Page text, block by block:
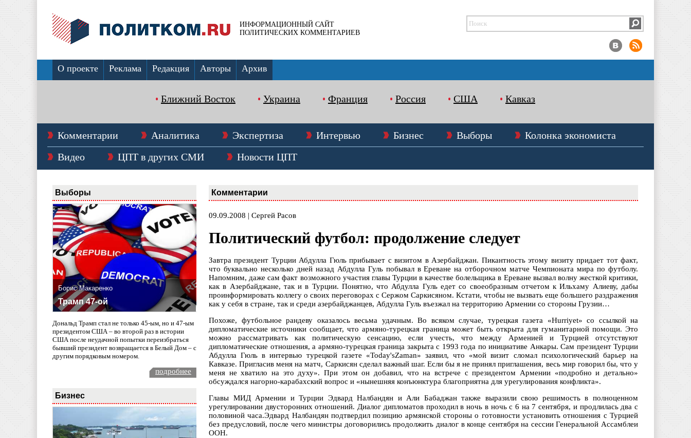
ИНФОРМАЦИОННЫЙ САЙТ
ПОЛИТИЧЕСКИХ КОММЕНТАРИЕВ
О проекте Реклама Редакция Авторы Архив
Ближний Восток Украина Франция Россия США Кавказ
Комментарии Аналитика Экспертиза Интервью Бизнес Выборы
Колонка экономиста
Видео
ЦПТ в других СМИ Новости ЦПТ
Выборы
Борис Макаренко
Трамп 47-ой
Дональд Трамп стал не только 45-ым, но и 47-ым
президентом США – во второй раз в истории
США после неудачной попытки переизбраться
бывший президент возвращается в Белый Дом – с
другим порядковым номером.
подробнее
Бизнес
Комментарии
09.09.2008 | Сергей Расов
Политический футбол: продолжение следует
Завтра президент Турции Абдулла Гюль прибывает с визитом в Азербайджан. Пикантность этому визиту придает тот факт,
что буквально несколько дней назад Абдулла Гуль побывал в Ереване на отборочном матче Чемпионата мира по футболу.
Напомним, даже сам факт возможного участия главы Турции в качестве болельщика в Ереване вызвал волну жесткой критики,
как в Азербайджане, так и в Турции. Понятно, что Абдулла Гуль едет со своеобразным отчетом к Ильхаму Алиеву, дабы
проинформировать коллегу о своих переговорах с Сержом Саркисяном. Кстати, чтобы не вызвать еще большего раздражения
как у себя в стране, так и среди азербайджанцев, Абдулла Гуль въезжал на территорию Армении со стороны Грузии…
Похоже, футбольное рандеву оказалось весьма удачным. Во всяком случае, турецкая газета «Hurriyet» со ссылкой на
дипломатические источники сообщает, что армяно-турецкая граница может быть открыта для гуманитарной помощи. Это
можно рассматривать как политическую сенсацию, если учесть, что между Арменией и Турцией отсутствуют
дипломатические отношения, а армяно-турецкая граница закрыта с 1993 года по инициативе Анкары. Сам президент Турции
Абдулла Гюль в интервью турецкой газете «Today'sZaman» заявил, что «мой визит сломал психологический барьер на
Кавказе. Пригласив меня на матч, Саркисян сделал важный шаг. Если бы я не принял приглашения, весь мир говорил бы, что у
меня не хватило на это духу». При этом он добавил, что на встрече с президентом Армении «подробно и детально»
обсуждался нагорно-карабахский вопрос и «нынешняя конъюнктура благоприятна для урегулирования конфликта».
Главы МИД Армении и Турции Эдвард Налбандян и Али Бабаджан также выразили свою решимость в полноценном
урегулировании двусторонних отношений. Диалог дипломатов проходил в ночь в ночь с 6 на 7 сентября, и продлилась два с
половиной часа.Эдвард Налбандян подтвердил позицию армянской стороны о готовности установить отношения с Турцией
без предусловий, после чего министры договорились продолжить диалог в конце сентября на сессии Генеральной Ассамблеи
ООН.